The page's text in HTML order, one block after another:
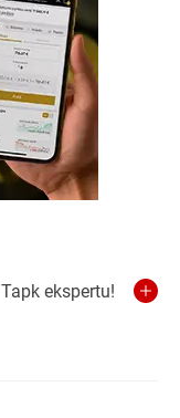
Tapk ekspertu!